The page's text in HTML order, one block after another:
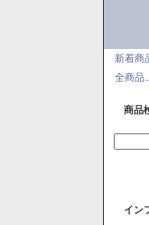
新着商
全商品...
商品
インフ